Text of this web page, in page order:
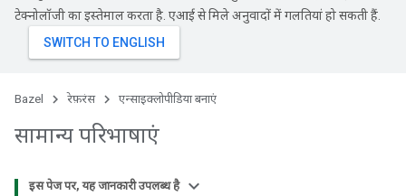
टेक्नोलॉजी का इस्तेमाल करता है. एआई से मिले अनुवादों में गलतियां हो सकती हैं.
Bazel रेफ़रंस एन्साइक्लोपीडिया बनाएं
सामान्य परिभाषाएं
इस पेज पर, यह जानकारी उपलब्ध है